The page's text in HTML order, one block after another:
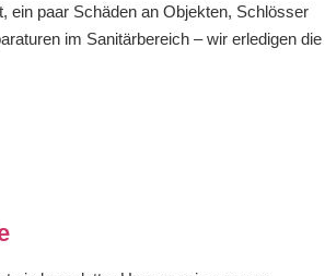
ein paar Schäden an Objekten, Schlösser
im Sanitärbereich – wir erledigen die